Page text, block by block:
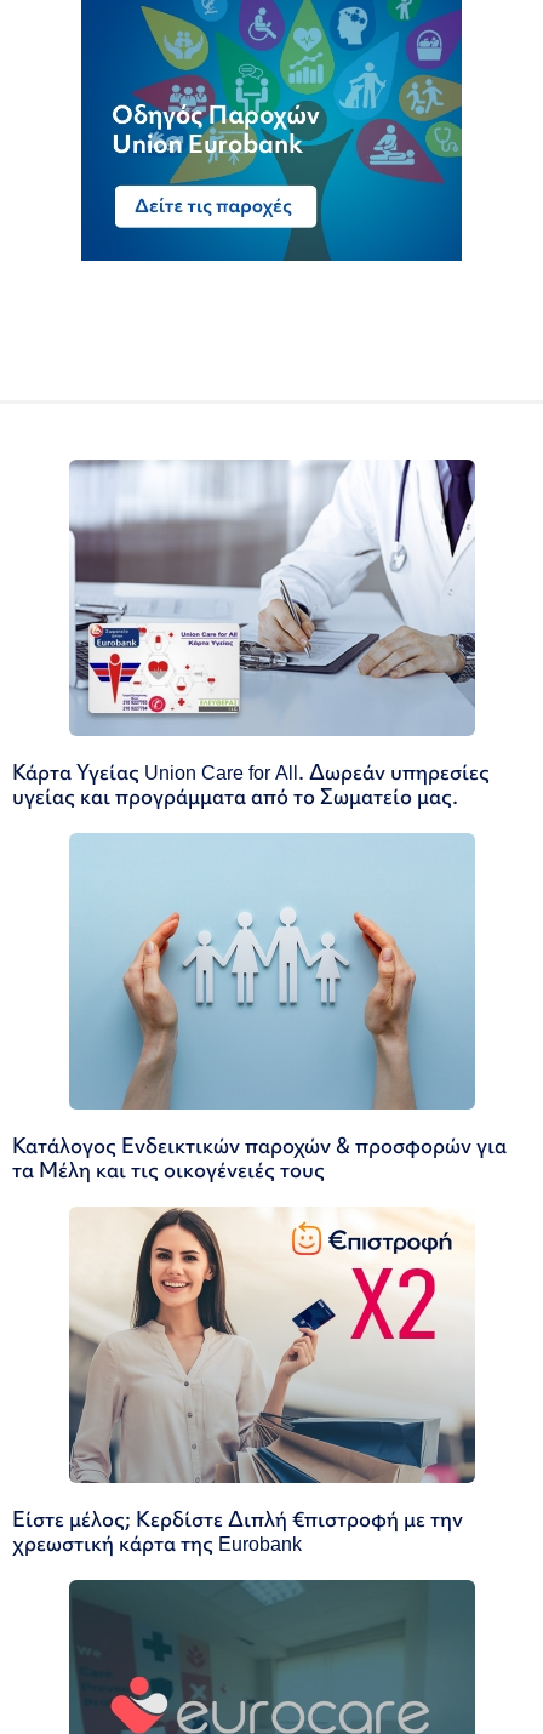
Κάρτα Υγείας Union Care for All. Δωρεάν υπηρεσίες
υγείας και προγράμματα από το Σωματείο μας.
Κατάλογος Ενδεικτικών παροχών & προσφορών για
τα Μέλη και τις οικογένειές τους
Είστε μέλος; Κερδίστε Διπλή €πιστροφή με την
χρεωστική κάρτα της Eurobank